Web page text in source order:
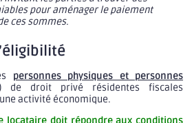
pour aménager le paiement
ces sommes.
personnes physiques et personnes
de droit privé résidentes fiscales
activité économique.